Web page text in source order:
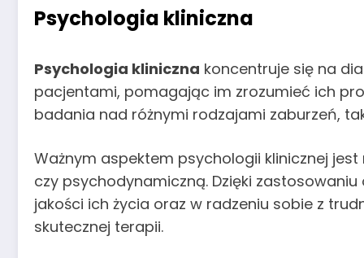
Psychologia kliniczna
Psychologia kliniczna koncentruje się na
pacjentami, pomagając im zrozumieć ich
badania nad różnymi rodzajami zaburzeń,
Ważnym aspektem psychologii klinicznej
czy psychodynamiczną. Dzięki
jakości ich życia oraz w radzeniu sobie z
skutecznej terapii.